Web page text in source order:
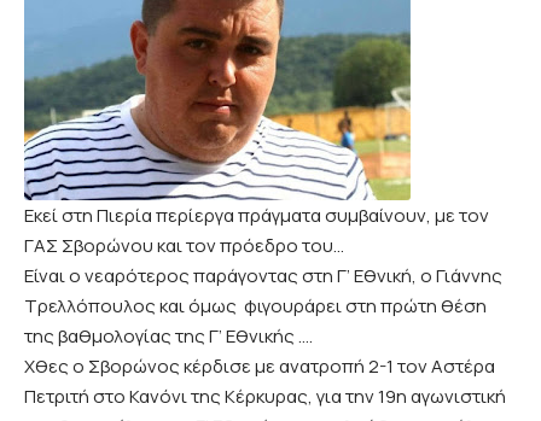
Εκεί στη Πιερία περίεργα πράγματα συμβαίνουν, με τον
ΓΑΣ Σβορώνου και τον πρόεδρο του…
Είναι ο νεαρότερος παράγοντας στη Γ’ Εθνική, ο Γιάννης
Τρελλόπουλος και όμως φιγουράρει στη πρώτη θέση
της βαθμολογίας της Γ’ Εθνικής ….
Χθες ο Σβορώνος κέρδισε με ανατροπή 2-1 τον Αστέρα
Πετριτή στο Κανόνι της Κέρκυρας, για την 19η αγωνιστική